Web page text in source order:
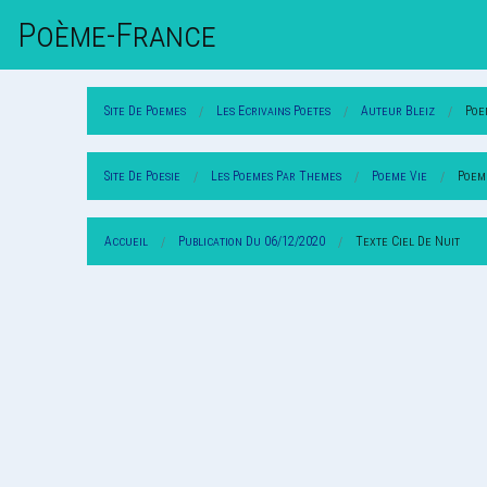
Poème-FrAnce
Site De Poemes Les Ecrivains Poetes Auteur Bleiz
Site De Poesie Les Poemes Par Themes Poeme Vie
Accueil Publication Du 06/12/2020 Texte Ciel De Nuit